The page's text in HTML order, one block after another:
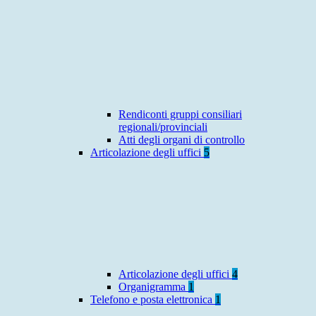
Rendiconti gruppi consiliari
regionali/provinciali
Atti degli organi di controllo
Articolazione degli uffici 5
Articolazione degli uffici 4
Organigramma 1
Telefono e posta elettronica 1